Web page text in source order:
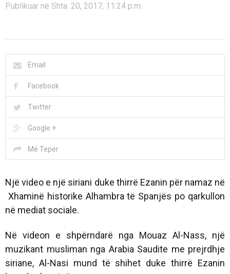
Publikuar në Shta. 20, 2017, 11:24 p.m.
Email
Facebook
Twitter
Google +
Më Tepër
Një video e një siriani duke thirrë Ezanin për namaz në
Xhaminë historike Alhambra të Spanjës po qarkullon
në mediat sociale.
Në videon e shpërndarë nga Mouaz Al-Nass, një
muzikant musliman nga Arabia Saudite me prejrdhje
siriane, Al-Nasi mund të shihet duke thirrë Ezanin